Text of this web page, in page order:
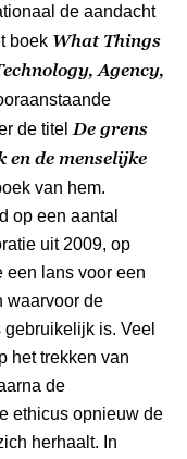
de aandacht
boek What Things
Agency,
de titel De grens
en de menselijke
van hem.
op een aantal
uit 2009, op
lans voor een
waarvoor de
is. Veel
het trekken van
de
ethicus opnieuw de
herhaalt. In